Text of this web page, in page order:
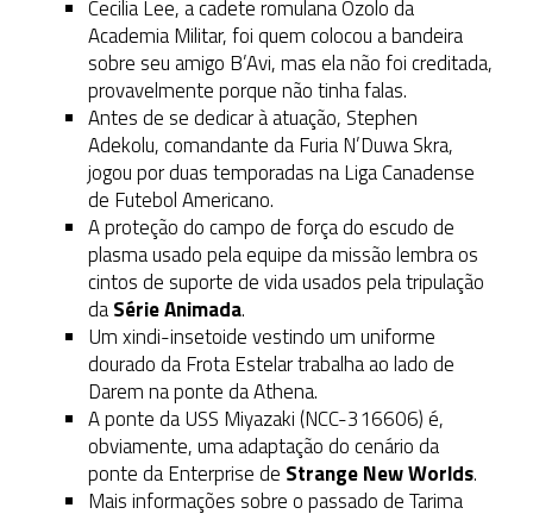
Cecilia Lee, a cadete romulana Ozolo da
Academia Militar, foi quem colocou a bandeira
sobre seu amigo B’Avi, mas ela não foi creditada,
provavelmente porque não tinha falas.
Antes de se dedicar à atuação, Stephen
Adekolu, comandante da Furia N’Duwa Skra,
jogou por duas temporadas na Liga Canadense
de Futebol Americano.
A proteção do campo de força do escudo de
plasma usado pela equipe da missão lembra os
cintos de suporte de vida usados pela tripulação
daSérie Animada.
Um xindi-insetoide vestindo um uniforme
dourado da Frota Estelar trabalha ao lado de
Darem na ponte da Athena.
A ponte da USS Miyazaki (NCC-316606) é,
obviamente, uma adaptação do cenário da
ponte da Enterprise de Strange New Worlds.
Mais informações sobre o passado de Tarima